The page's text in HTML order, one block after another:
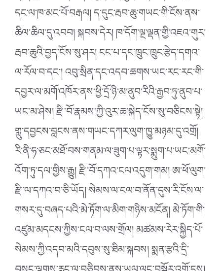
དང་ལ་ཁ་མང་པོ་བརྒལ། ད་དུང་རྦབ་ཆུ་གཡང་གི་ངོས་ནས་
ཆིལ་ཆིལ་དུ་འབབ། སྐབས་དེར། ཁ་དོག་ལྔ་ལྡན་གྱི་འཇའ་གུར་
རྦབ་ཆུའི་བྱད་ངོས་སུ་ཤར། ངང་པ་དང་ཁྲུང་ཁྲུང་རྩེད་དགའ་
ལ་རོལ་བ་དང༌། འབུ་སྲིན་དང་འདབ་ཆགས་ཡང་རང་རང་གི་
དབྱར་ལ་མགོ་འཁོར་ནས་ཕྱི་དྲོ་ཉི་མ་ནུབ་རིའི་རྒྱབ་ཏུ་ནུབ་པ་
ཡང་མ་ཤེས། རྫི་བོ་རྣམས་ཀྱི་འུར་ཆ་སྐེད་ངོས་སུ་བཅིངས་སྟེ།
གླུ་དབྱངས་བླངས་ནས་གཡང་དཀར་ལུག་ཁྱུ་མཉམ་དུ་འགྲོ།
རི་ནི་ཧ་ཅང་མཐོ་བས་གནམ་ལ་ཟུག་པ་ལྟར་སྨུག་པ་ཡང་མགོ་
འོག་ཏུ་དལ་གྱིས་རྒྱུ། རྫི་བོ་དཀའ་ངལ་འདུག་གམ། ཨ་ཕོ་ལུག་
རྫི་ལ་དཀའ་བ་ཅི་ཡོད། སེམས་ལ་ངལ་བ་ནོན་དུས་རི་ངོས་ལ་
གསར་དུ་བཞད་པའི་མེ་ཏོག་ལ་མིག་གཉིས་མངོན། མེ་ཏོག་གི་
འཛུམ་མདངས་ཀྱིས་ངལ་བ་ལས་གྲོལ། མཚམས་རེར་སྐྱིད་པོ་
སེམས་ཀྱི་འདབ་མའི་དབུས་སུ་ཐིམ་སྐབས། སྨན་རྩའི་དྲི་